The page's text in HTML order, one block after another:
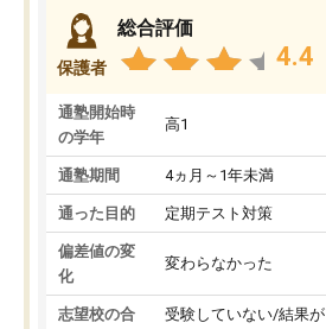
保護者
総合評価
4.4
通塾開始時
の学年
高1
通塾期間 4ヵ月～1年未満
通った目的 定期テスト対策
偏差値の変
化
変わらなかった
志望校の合
受験していない/結果が